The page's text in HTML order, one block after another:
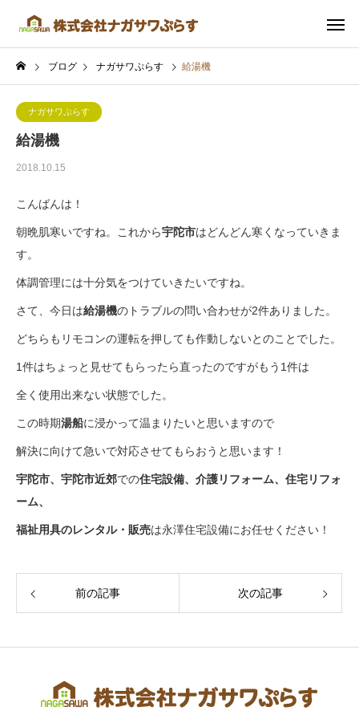
ブログ ナガサワぷらす 給湯機
ナガサワぷらす
給湯機
2018.10.15
こんばんは！
朝晩肌寒いですね。これから宇陀市はどんどん寒くなっていきま
す。
体調管理には十分気をつけていきたいですね。
さて、今日は給湯機のトラブルの問い合わせが2件ありました。
どちらもリモコンの運転を押しても作動しないとのことでした。
1件はちょっと見せてもらったら直ったのですがもう1件は
全く使用出来ない状態でした。
この時期湯船に浸かって温まりたいと思いますので
解決に向けて急いで対応させてもらおうと思います！
宇陀市、宇陀市近郊での住宅設備、介護リフォーム、住宅リフォ
ーム、
福祉用具のレンタル・ 販売は永澤住宅設備にお任せください！
前の記事 次の記事